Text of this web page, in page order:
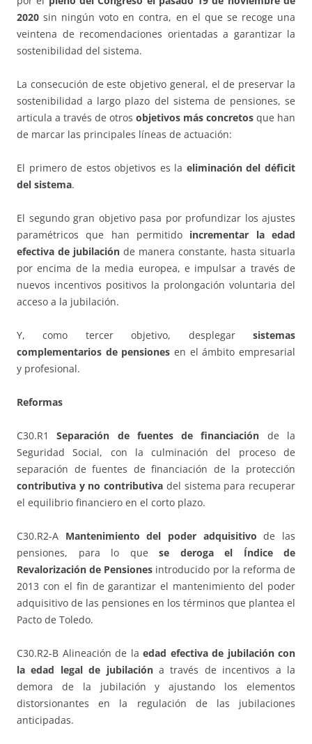
2020 sin ningún voto en contra, en el que se recoge una
veintena de recomendaciones orientadas a garantizar la
sostenibilidad del sistema.
La consecución de este objetivo general, el de preservar la
sostenibilidad a largo plazo del sistema de pensiones, se
articula a través de otros objetivos más concretos que han
de marcar las principales líneas de actuación:
El primero de estos objetivos es la eliminación del déficit
del sistema.
El segundo gran objetivo pasa por profundizar los ajustes
paramétricos que han permitido incrementar la edad
efectiva de jubilación de manera constante, hasta situarla
por encima de la media europea, e impulsar a través de
nuevos incentivos positivos la prolongación voluntaria del
acceso a la jubilación.
Y, como tercer objetivo, desplegar sistemas
complementarios de pensiones en el ámbito empresarial
y profesional.
Reformas
C30.R1Separación de fuentes de financiación de la
Seguridad Social, con la culminación del proceso de
separación de fuentes de financiación de la protección
contributiva y no contributiva del sistema para recuperar
el equilibrio financiero en el corto plazo.
C30.R2-A Mantenimiento del poder adquisitivo de las
pensiones, para lo que se deroga el Índice de
Revalorización de Pensiones introducido por la reforma de
2013 con el fin de garantizar el mantenimiento del poder
adquisitivo de las pensiones en los términos que plantea el
Pacto de Toledo.
C30.R2-B Alineación de la edad efectiva de jubilación con
la edad legal de jubilacióna través de incentivos a la
demora de la jubilación y ajustando los elementos
distorsionantes en la regulación de las jubilaciones
anticipadas.